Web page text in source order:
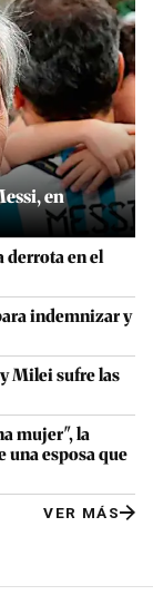
en
derrota en el
indemnizar y
Milei sufre las
mujer", la
una esposa que
VER MÁS